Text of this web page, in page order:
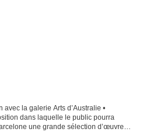
la galerie Arts d’Australie •
dans laquelle le public pourra
une grande sélection d’œuvres